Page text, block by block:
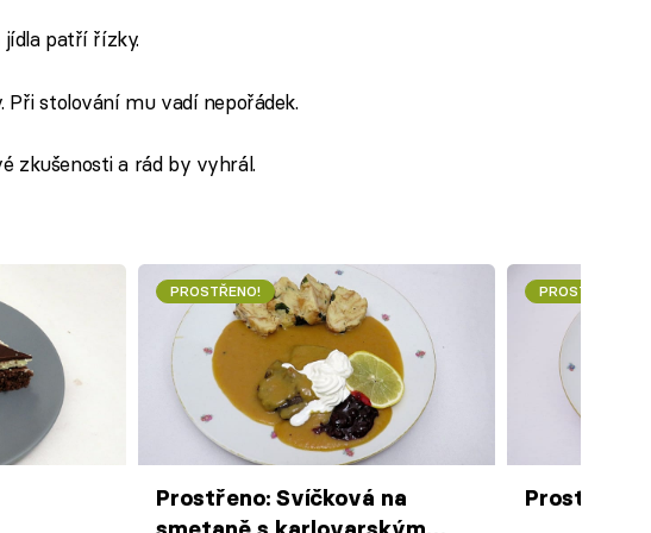
jídla patří řízky.
Při stolování mu vadí nepořádek.
zkušenosti a rád by vyhrál.
PROSTŘENO!
Prostřeno: Svíčková na
PROSTŘENO!
Prostřeno: